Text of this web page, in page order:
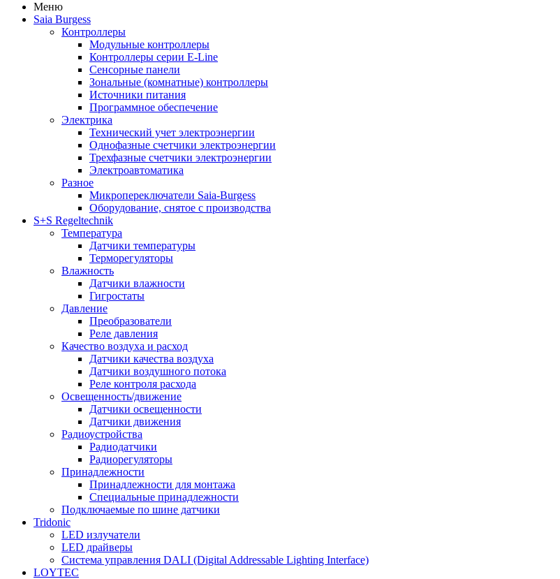
Меню
Saia Burgess
Контроллеры
Модульные контроллеры
Контроллеры серии E-Line
Сенсорные панели
Зональные (комнатные) контроллеры
Источники питания
Программное обеспечение
Электрика
Технический учет электроэнергии
Однофазные счетчики электроэнергии
Трехфазные счетчики электроэнергии
Электроавтоматика
Разное
Микропереключатели Saia-Burgess
Оборудование, снятое с производства
S+S Regeltechnik
Температура
Датчики температуры
Терморегуляторы
Влажность
Датчики влажности
Гигростаты
Давление
Преобразователи
Реле давления
Качество воздуха и расход
Датчики качества воздуха
Датчики воздушного потока
Реле контроля расхода
Освещенность/движение
Датчики освещенности
Датчики движения
Радиоустройства
Радиодатчики
Радиорегуляторы
Принадлежности
Принадлежности для монтажа
Специальные принадлежности
Подключаемые по шине датчики
Tridonic
LED излучатели
LED драйверы
Система управления DALI (Digital Addressable Lighting Interface)
LOYTEC